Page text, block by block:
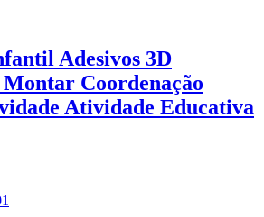
Adesivos 3D
Coordenação
Atividade Educativa